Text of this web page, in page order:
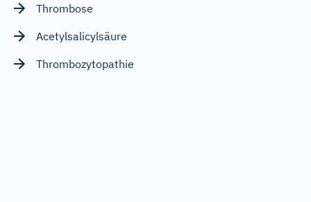
Thrombose
Acetylsalicylsäure
Thrombozytopathie